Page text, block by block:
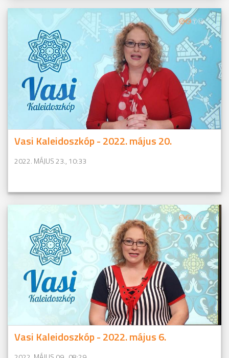
Vasi Kaleidoszkóp - 2022. május 20.
2022. MÁJUS 23., 10:33
Vasi Kaleidoszkóp - 2022. május 6.